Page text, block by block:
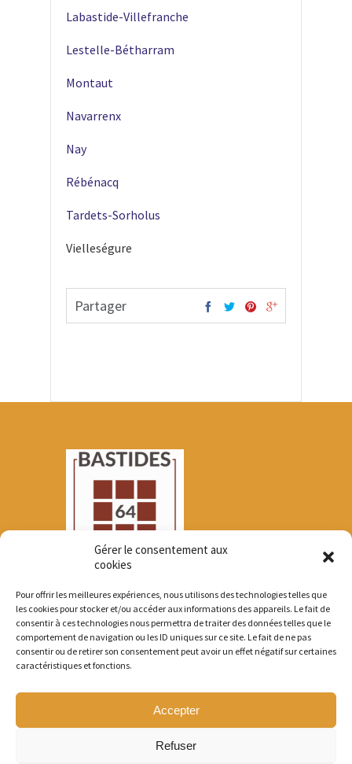
Gérer le consentement aux
cookies
Pour offrir les meilleures expériences, nous utilisons des technologies telles que
les cookies pour stocker et/ou accéder aux informations des appareils. Le fait de
consentir à ces technologies nous permettra de traiter des données telles que le
comportement de navigation ou les ID uniques sur ce site. Le fait de ne pas
consentir ou de retirer son consentement peut avoir un effet négatif sur certaines
caractéristiques et fonctions.
Accepter
Refuser
Labastide-Villefranche
Lestelle-Bétharram
Montaut
Navarrenx
Nay
Rébénacq
Tardets-Sorholus
Vielleségure
Partager